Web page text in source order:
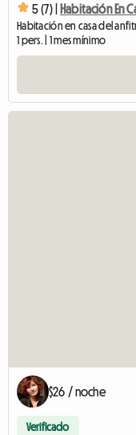
5 (7) | Habitación En
Habitación en casa del
1 pers. | 1 mes mínimo
$26 / noche
Verificado